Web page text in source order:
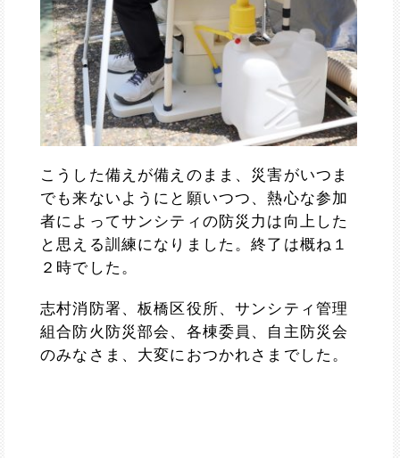
こうした備えが備えのまま、災害がいつま
でも来ないようにと願いつつ、熱心な参加
者によってサンシティの防災力は向上した
と思える訓練になりました。終了は概ね１
２時でした。
志村消防署、板橋区役所、サンシティ管理
組合防火防災部会、各棟委員、自主防災会
のみなさま、大変におつかれさまでした。